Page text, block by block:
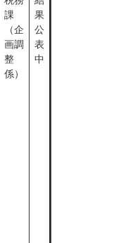
課
（企
画調
整
係）
果
公
表
中